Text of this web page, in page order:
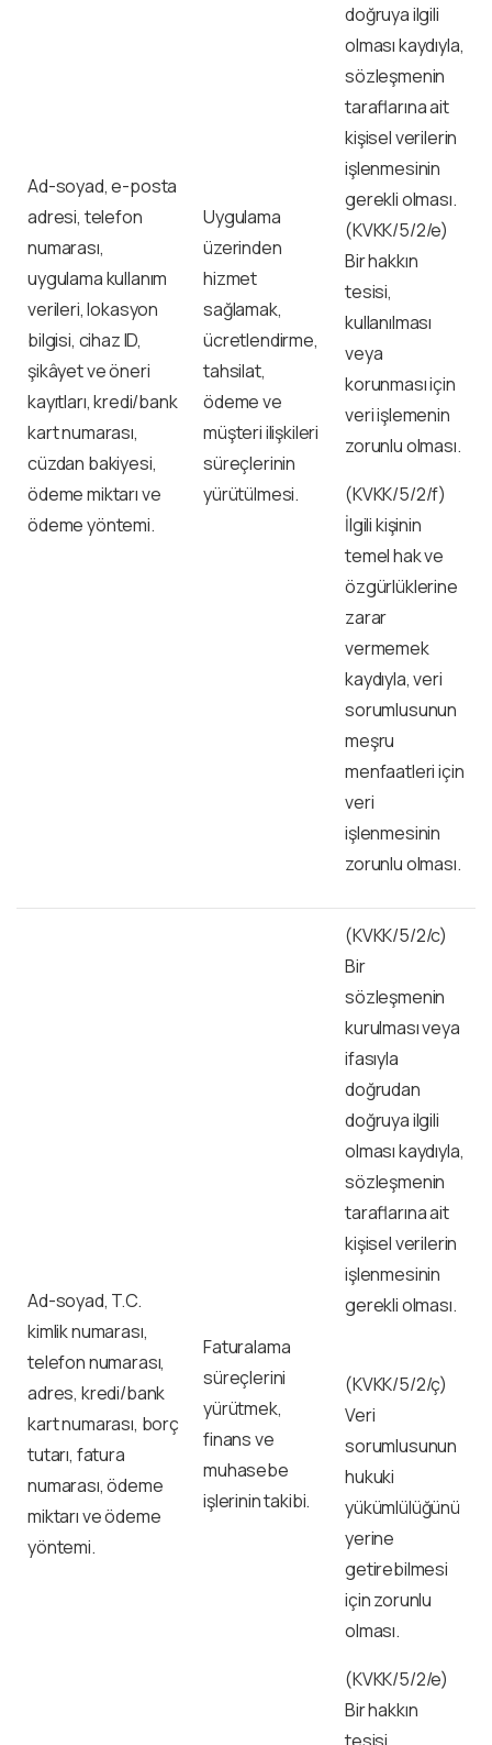
Ad-soyad, e-posta
adresi, telefon
numarası,
uygulama kullanım
verileri, lokasyon
bilgisi, cihaz ID,
şikâyet ve öneri
kayıtları, kredi/bank
kart numarası,
cüzdan bakiyesi,
ödeme miktarı ve
ödeme yöntemi.
Uygulama
üzerinden
hizmet
sağlamak,
ücretlendirme,
tahsilat,
ödeme ve
müşteri ilişkileri
süreçlerinin
yürütülmesi.
doğruya ilgili
olması kaydıyla,
sözleşmenin
taraflarına ait
kişisel verilerin
işlenmesinin
gerekli olması.
(KVKK/5/2/e)
Bir hakkın
tesisi,
kullanılması
veya
korunması için
veri işlemenin
zorunlu olması.
(KVKK/5/2/f)
İlgili kişinin
temel hak ve
özgürlüklerine
zarar
vermemek
kaydıyla, veri
sorumlusunun
meşru
menfaatleri için
veri
işlenmesinin
zorunlu olması.
Ad-soyad, T.C.
kimlik numarası,
telefon numarası,
adres, kredi/bank
kart numarası, borç
tutarı, fatura
numarası, ödeme
miktarı ve ödeme
yöntemi.
Faturalama
süreçlerini
yürütmek,
finans ve
muhasebe
işlerinin takibi.
(KVKK/5/2/c)
Bir
sözleşmenin
kurulması veya
ifasıyla
doğrudan
doğruya ilgili
olması kaydıyla,
sözleşmenin
taraflarına ait
kişisel verilerin
işlenmesinin
gerekli olması.
(KVKK/5/2/ç)
Veri
sorumlusunun
hukuki
yükümlülüğünü
yerine
getirebilmesi
için zorunlu
olması.
(KVKK/5/2/e)
Bir hakkın